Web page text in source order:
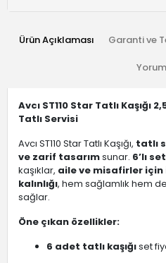
Ürün Açıklaması Garanti ve
Avcı ST110 Star Tatlı Kaşığı
Tatlı Servisi
Avcı ST110 Star Tatlı Kaşığı, tatlı
ve zarif tasarımsunar. 6’lı
kaşıklar, aile ve misafirler
kalınlığı, hem sağlamlık hem
sağlar.
Öne çıkan özellikler:
6 adet tatlı kaşığıset